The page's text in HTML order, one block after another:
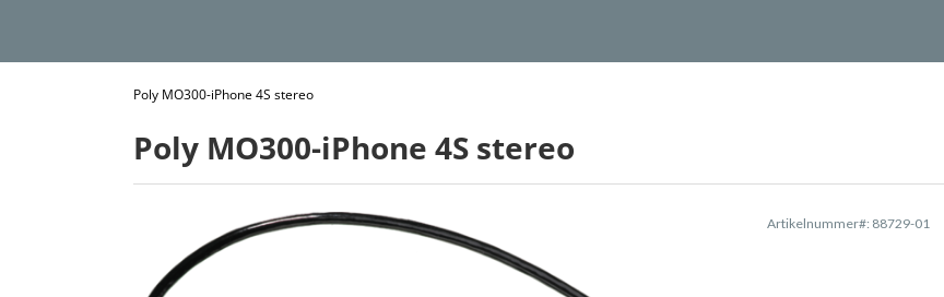
Poly MO300-iPhone 4S stereo
Poly MO300-iPhone 4S stereo
Artikelnummer#: 88729-01